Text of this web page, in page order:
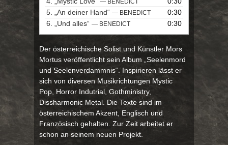
— BENEDICT
5.
„An deiner Hand“— BENEDICT
0:30
6.
„Und alles“— BENEDICT 0:30
Der österreichische Solist und Künstler Mors
Mortus veröffentlicht sein Album „Seelenmord
und Seelenverdammnis“. Inspirieren lässt er
sich von diversen Musikrichtungen Mystic
Pop, Horror Indutrial, Gothministry,
Dissharmonic Metal. Die Texte sind im
österreichischem Akzent, Englisch und
Französisch gehalten. Zur Zeit arbeitet er
schon an seinem neuen Projekt.